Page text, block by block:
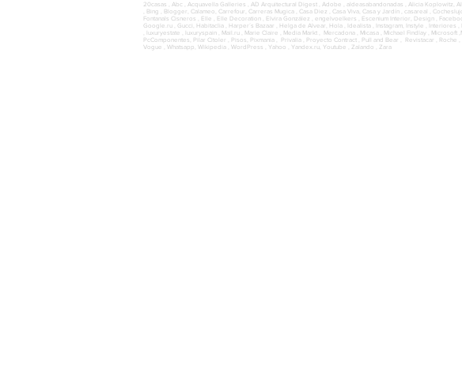
20casas , Abc , Acquavella Galleries , AD Arquitectural Digest , Adobe , aldeasabandonadas , Alicia Koplowitz,
Bing , Blogger, Calameo, Carrefour, Carreras Mugica , Casa Diez , Casa Viva, Casa y Jardín , casareal ,
Fontanals Cisneros , Elle , Elle Decoration , Elvira González , engelvoelkers , Escenium Interior, Design ,
Google.ru , Gucci, Habitaclia , Harper´s Bazaar , Helga de Alvear, Hola , Idealista , Instagram, Instyle , Interiores ,
luxuryestate , luxuryspain , Mail.ru , Marie Claire , Media Markt , Mercadona , Micasa , Michael Findlay , Microsoft ,
PcComponentes, Pilar Citoler , Pisos, Pixmania , Privalia , Proyecto Contract , Pull and Bear , Revistacar ,
Roche
Vogue , Whatsapp, Wikipedia , WordPress , Yahoo , Yandex.ru, Youtube , Zalando , Zara